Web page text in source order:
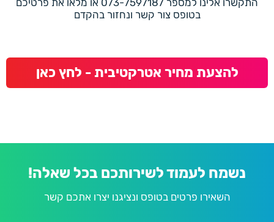
בטופס צור קשר ונחזור בהקדם
להצעת מחיר אטרקטיבית - לחץ כאן
נשמח לעמוד לשירותכם בכל שאלה!
השאירו פרטים בטופס ונציגנו יצרו אתכם קשר